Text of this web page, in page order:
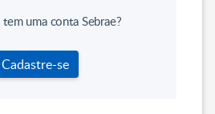
uma conta Sebrae?
Cadastre-se